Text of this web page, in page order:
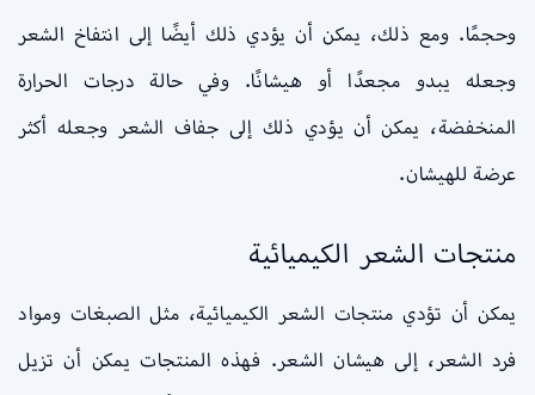
وحجمًا. ومع ذلك، يمكن أن يؤدي ذلك أيضًا إلى انتفاخ الشعر
وجعله يبدو مجعدًا أو هيشانًا. وفي حالة درجات الحرارة
المنخفضة، يمكن أن يؤدي ذلك إلى جفاف الشعر وجعله أكثر
عرضة للهيشان.
منتجات الشعر الكيميائية
يمكن أن تؤدي منتجات الشعر الكيميائية، مثل الصبغات ومواد
فرد الشعر، إلى هيشان الشعر. فهذه المنتجات يمكن أن تزيل